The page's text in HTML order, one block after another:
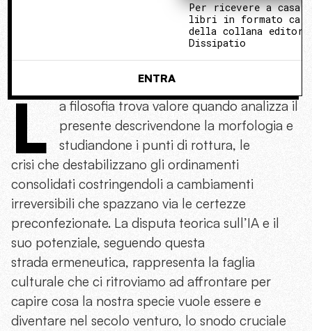
Per ricevere a casa i
libri in formato
della collana
Dissipatio
ENTRA
L
a filosofia trova valore quando analizza il
presente descrivendone la morfologia e
studiandone i punti di rottura, le
crisi che destabilizzano gli ordinamenti
consolidati costringendoli a cambiamenti
irreversibili che spazzano via le certezze
preconfezionate. La disputa teorica sull’IA e il
suo potenziale, seguendo questa
strada ermeneutica, rappresenta la faglia
culturale che ci ritroviamo ad affrontare per
capire cosa la nostra specie vuole essere e
diventare nel secolo venturo, lo snodo cruciale